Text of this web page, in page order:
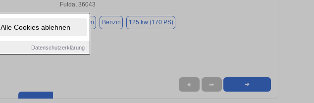
Alle Cookies ablehnen
Datenschutzerklärung
Fulda, 36043
180.000 km Benzin 125 kw (170 PS)
★ ➦ ➜